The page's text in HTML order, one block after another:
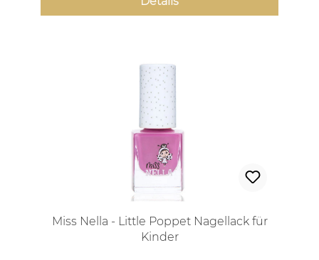
Miss Nella - Little Poppet Nagellack für
Kinder